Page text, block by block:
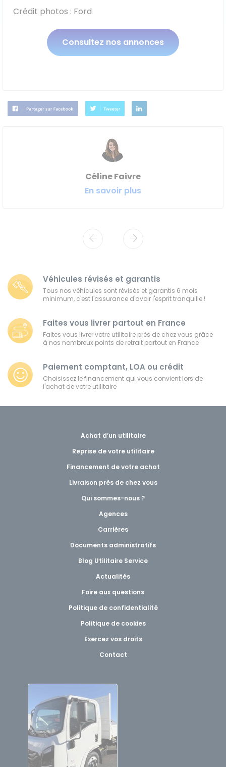
Crédit photos : Ford
Consultez nos annonces
Céline Faivre
En savoir plus
Véhicules révisés et garantis
Tous nos véhicules sont révisés et garantis 6 mois
minimum, c'est l'assurance d'avoir l'esprit tranquille !
Faites vous livrer partout en France
Faites vous livrer votre utilitaire près de chez vous grâce
à nos nombreux points de retrait partout en France
Paiement comptant, LOA ou crédit
Choisissez le financement qui vous convient lors de
l'achat de votre utilitaire
Achat d’un utilitaire
Reprise de votre utilitaire
Financement de votre achat
Livraison près de chez vous
Qui sommes-nous ?
Agences
Carrières
Documents administratifs
Blog Utilitaire Service
Actualités
Foire aux questions
Politique de confidentialité
Politique de cookies
Exercez vos droits
Contact